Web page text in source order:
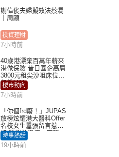
謝偉俊夫婦擬效法蔡瀾
｜周顯
投資理財
7小時前
40歲港漂棄百萬年薪來
港做保險 昔日國企高層
3800元租尖沙咀床位｜
租盤Million
樓市動向
7小時前
「你個frd廢！」JUPAS
放榜炫耀港大醫科Offer
名校女生囂張留言惹眾
怒 醫學院澄清：宣稱
「40.5分獲錄取」不符事
實｜Juicy叮
時事熱話
19小時前